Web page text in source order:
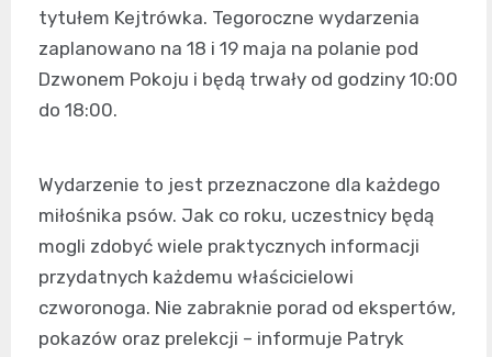
tytułem Kejtrówka. Tegoroczne wydarzenia
zaplanowano na 18 i 19 maja na polanie pod
Dzwonem Pokoju i będą trwały od godziny 10:00
do 18:00.
Wydarzenie to jest przeznaczone dla każdego
miłośnika psów. Jak co roku, uczestnicy będą
mogli zdobyć wiele praktycznych informacji
przydatnych każdemu właścicielowi
czworonoga. Nie zabraknie porad od ekspertów,
pokazów oraz prelekcji – informuje Patryk